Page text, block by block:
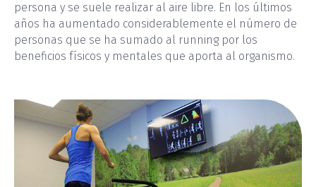
persona y se suele realizar al aire libre. En los últimos
años ha aumentado considerablemente el número de
personas que se ha sumado al running por los
beneficios físicos y mentales que aporta al organismo.